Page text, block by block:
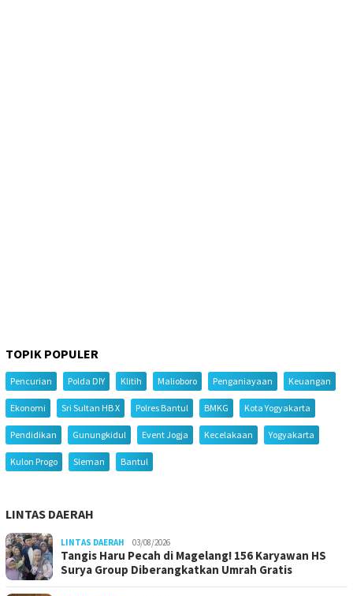
TOPIK POPULER
Pencurian Polda DIY Klitih Malioboro Penganiayaan Keuangan
Ekonomi Sri Sultan HB X Polres Bantul BMKG Kota Yogyakarta
Pendidikan Gunungkidul Event Jogja Kecelakaan Yogyakarta
Kulon Progo Sleman Bantul
LINTAS DAERAH
LINTAS DAERAH 03/08/2026
Tangis Haru Pecah di Magelang! 156 Karyawan HS
Surya Group Diberangkatkan Umrah Gratis